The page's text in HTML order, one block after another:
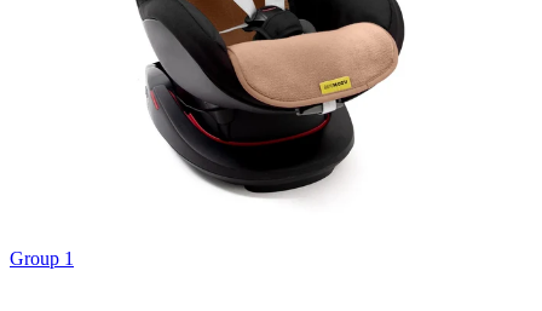
Group 1